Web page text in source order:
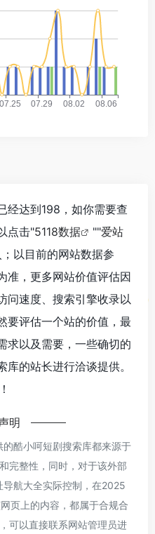
经达到198，如你需要查
点击"5118数据 ""爱站
以目前的网站数据参
准，更多网站价值评估因
问速度、搜索引擎收录以
要评估一个站的价值，最
求以及需要，一些确切的
的站长进行洽谈提供。
明
酷小呵短剧搜索库都来源于
完整性，同时，对于该外部
航大全实际控制，在2025
页上的内容，都属于合规合
可以直接联系网站管理员进